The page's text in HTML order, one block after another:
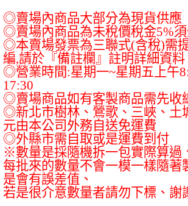
◎賣場內商品大部分為現貨供應
◎賣場內商品為未稅價稅金5%
◎本賣場發票為三聯式(含稅)需
編,請於『備註欄』註明詳細資料
◎營業時間:星期一~星期五上午
17:30
◎賣場商品如有客製商品需先收
◎新北市樹林、鶯歌、三峽、土
元由本公司外務自送免運費
◎外縣市需自取或是運費到付
※數量是採隨機拆一包實際算過
每批來的數量不會一模一樣隨著
是會有誤差值、
若是很介意數量者請勿下標、謝